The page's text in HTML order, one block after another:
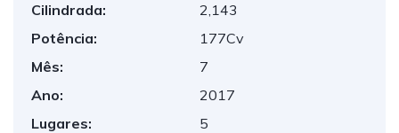
Cilindrada:
2,143
Potência:
177Cv
Mês:
7
Ano:
2017
Lugares:
5